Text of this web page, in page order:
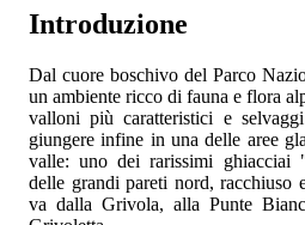
Introduzione
Dal cuore boschivo del Parco
un ambiente ricco di fauna e flora
valloni più caratteristici e
giungere infine in una delle aree
valle: uno dei rarissimi ghiacciai
delle grandi pareti nord, racchiuso
va dalla Grivola, alla Punte